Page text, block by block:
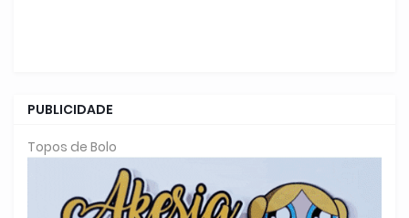
PUBLICIDADE
Topos de Bolo